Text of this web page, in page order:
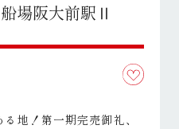
場阪大前駅Ⅱ
地！第一期完売御礼、